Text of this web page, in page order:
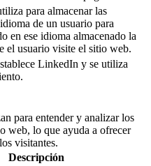
para almacenar las
de un usuario para
en ese idioma almacenado la
el usuario visite el sitio web.
LinkedIn y se utiliza
para entender y analizar los
web, lo que ayuda a ofrecer
visitantes.
Descripción